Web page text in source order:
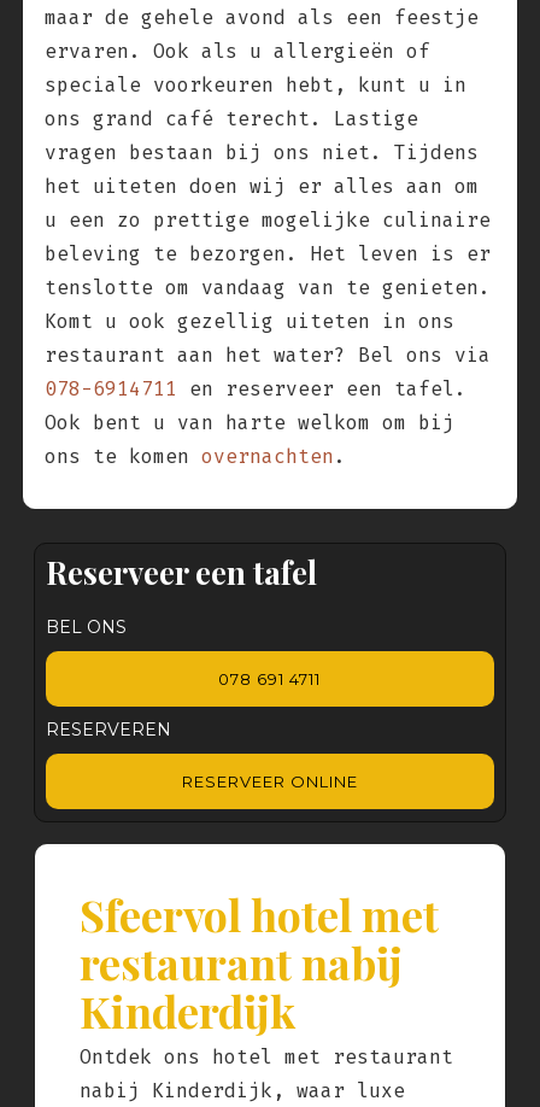
maar de gehele avond als een feestje
ervaren. Ook als u allergieën of
speciale voorkeuren hebt, kunt u in
ons grand café terecht. Lastige
vragen bestaan bij ons niet. Tijdens
het uiteten doen wij er alles aan om
u een zo prettige mogelijke culinaire
beleving te bezorgen. Het leven is er
tenslotte om vandaag van te genieten.
Komt u ook gezellig uiteten in ons
restaurant aan het water? Bel ons via
078-6914711
en reserveer een tafel.
Ook bent u van harte welkom om bij
ons te komenovernachten .
Reserveer een tafel
BEL ONS
078 691 4711
RESERVEREN
RESERVEER ONLINE
Sfeervol hotel met
restaurant nabij
Kinderdijk
Ontdek ons hotel met restaurant
nabij Kinderdijk, waar luxe